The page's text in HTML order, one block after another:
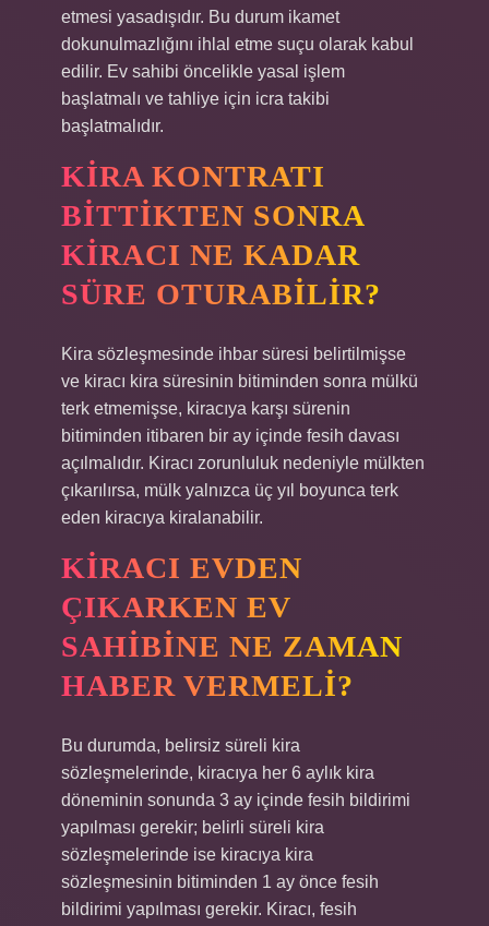
etmesi yasadışıdır. Bu durum ikamet
dokunulmazlığını ihlal etme suçu olarak kabul
edilir. Ev sahibi öncelikle yasal işlem
başlatmalı ve tahliye için icra takibi
başlatmalıdır.
KIRA KONTRATI
BITTIKTEN SONRA
KIRACI NE KADAR
SÜRE OTURABILIR?
Kira sözleşmesinde ihbar süresi belirtilmişse
ve kiracı kira süresinin bitiminden sonra mülkü
terk etmemişse, kiracıya karşı sürenin
bitiminden itibaren bir ay içinde fesih davası
açılmalıdır. Kiracı zorunluluk nedeniyle mülkten
çıkarılırsa, mülk yalnızca üç yıl boyunca terk
eden kiracıya kiralanabilir.
KIRACI EVDEN
ÇIKARKEN EV
SAHIBINE NE ZAMAN
HABER VERMELI?
Bu durumda, belirsiz süreli kira
sözleşmelerinde, kiracıya her 6 aylık kira
döneminin sonunda 3 ay içinde fesih bildirimi
yapılması gerekir; belirli süreli kira
sözleşmelerinde ise kiracıya kira
sözleşmesinin bitiminden 1 ay önce fesih
bildirimi yapılması gerekir. Kiracı, fesih